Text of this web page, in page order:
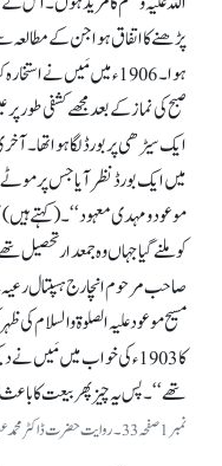
پڑھنے کا اتفاق ہوا جن کے
ہوا۔ 1906ء میں مَیں نے
صبح کی نماز کے بعد مجھے کشفی
ایک سیڑھی پر بورڈ لگا ہوا
میں ایک بورڈ نظر آیا جس پر موٹے
کو ملنے گیا جہاں وہ جمعدار تحصیل
صاحب مرحوم انچارج ہسپتال
مسیح موعود علیہ الصلوۃ والسلام
کا 1903ء کی خواب میں مَیں
تھے‘‘۔ پس یہ چیز پھر بیعت کا
نمبر 1صفحہ33۔ روایت حضرت ڈاکٹر محمد عبداللہ صاحبؓ)